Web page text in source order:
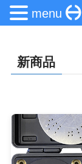
新商品
menu